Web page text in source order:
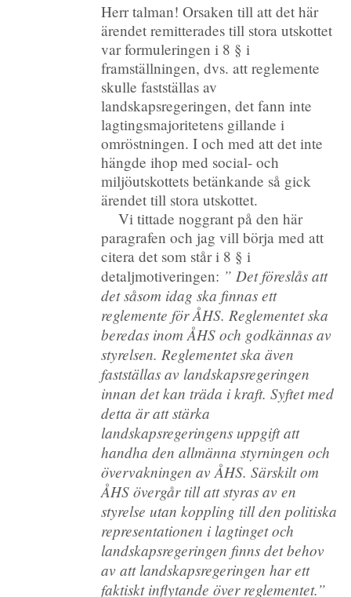
Herr talman! Orsaken till att det här
ärendet remitterades till stora utskottet
var formuleringen i 8 § i
framställningen, dvs. att reglemente
skulle fastställas av
landskapsregeringen, det fann inte
lagtingsmajoritetens gillande i
omröstningen. I och med att det inte
hängde ihop med social- och
miljöutskottets betänkande så gick
ärendet till stora utskottet.
Vi tittade noggrant på den här
paragrafen och jag vill börja med att
citera det som står i 8 § i
detaljmotiveringen: ” Det föreslås att
det såsom idag ska finnas ett
reglemente för ÅHS. Reglementet ska
beredas inom ÅHS och godkännas av
styrelsen. Reglementet ska även
fastställas av landskapsregeringen
innan det kan träda i kraft. Syftet med
detta är att stärka
landskapsregeringens uppgift att
handha den allmänna styrningen och
övervakningen av ÅHS. Särskilt om
ÅHS övergår till att styras av en
styrelse utan koppling till den politiska
representationen i lagtinget och
landskapsregeringen finns det behov
av att landskapsregeringen har ett
faktiskt inflytande över reglementet.”